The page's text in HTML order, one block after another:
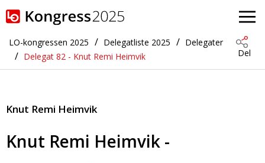
Gå til hovedinnhold
LO-kongressen 2025 Delegatliste 2025
Delegater
Delegat 82 - Knut Remi Heimvik
Del
Knut Remi Heimvik
Knut Remi Heimvik -